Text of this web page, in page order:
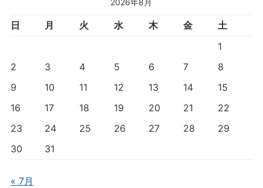
2026年8月
日 月 火 水 木 金
土
1
2
3 4 5 6 7
8
9
10 11 12 13 14
15
16
17 18 19 20 21
22
23
24 25 26 27 28
29
30
31
« 7月